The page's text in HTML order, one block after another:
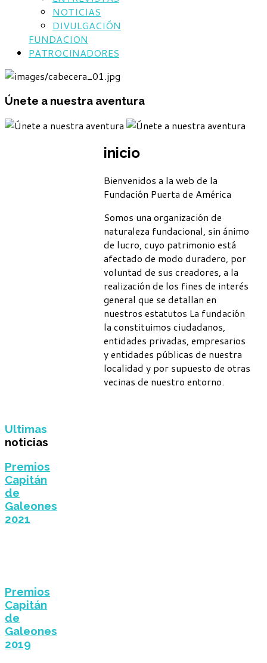
NOTICIAS
DIVULGACIÓN
FUNDACION
PATROCINADORES
Únete a nuestra aventura
inicio
Bienvenidos a la web de la
Fundación Puerta de América
Somos una organización de
naturaleza fundacional, sin ánimo
de lucro, cuyo patrimonio está
afectado de modo duradero, por
voluntad de sus creadores, a la
realización de los fines de interés
general que se detallan en
nuestros estatutos La fundación
la constituimos ciudadanos,
entidades privadas, empresarios
y entidades públicas de nuestra
localidad y por supuesto de otras
vecinas de nuestro entorno.
Ultimas
noticias
Premios
Capitán
de
Galeones
2021
Premios
Capitán
de
Galeones
2019